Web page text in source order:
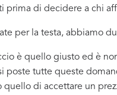
prima di decidere a chi
per la testa, abbiamo
è quello giusto ed è
poste tutte queste
quello di accettare un